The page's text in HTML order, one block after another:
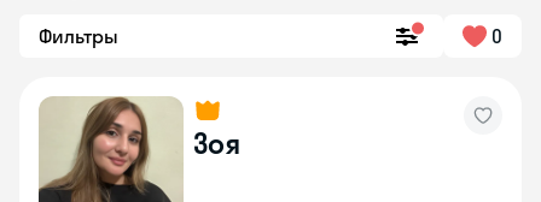
Фильтры 0
Зоя